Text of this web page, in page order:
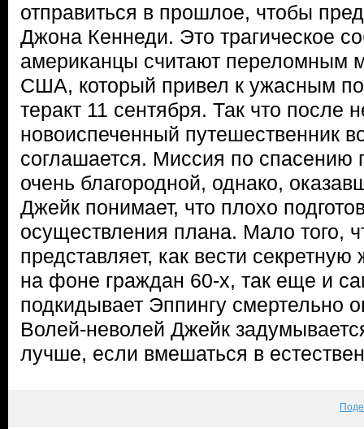
отправиться в прошлое, чтобы
Джона Кеннеди. Это трагическое
американцы считают переломным
США, который привел к ужасным
теракт 11 сентября. Так что после
новоиспеченный путешественник
соглашается. Миссия по спасению
очень благородной, однако,
Джейк понимает, что плохо
осуществления плана. Мало того,
представляет, как вести
на фоне граждан 60-х, так еще и
подкидывает Эппингу смертельно
Волей-неволей Джейк
лучше, если вмешаться в